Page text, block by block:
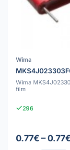
Wima
Wima
film
296
0.77€ – 0.77€